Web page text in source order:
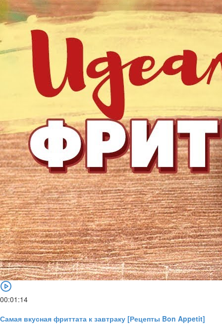
00:01:14
Самая вкусная фриттата к завтраку [Рецепты Bon Appetit]